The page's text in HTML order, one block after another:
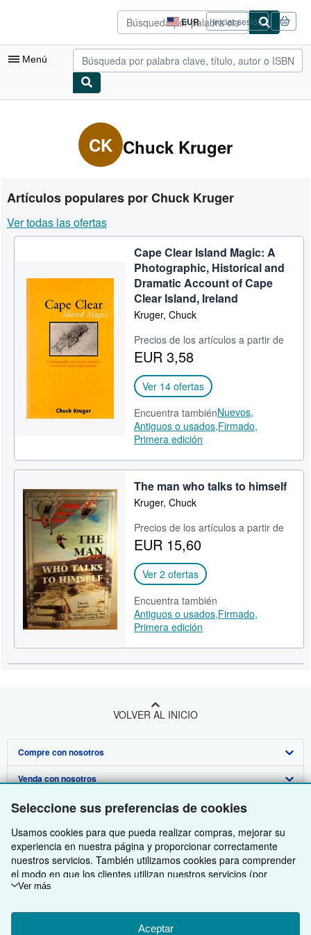
Seleccione sus preferencias de cookies
Usamos cookies para que pueda realizar compras, mejorar su
experiencia en nuestra página y proporcionar correctamente
nuestros servicios. También utilizamos cookies para comprender
el modo en que los clientes utilizan nuestros servicios (por
ejemplo, midiendo las visitas al sitio) y así poder realizar mejoras.
para mostrar contenido relevante en los anuncios y medir el
rendimiento de los mismos. Elija Rechazar si noestá de acuerdo
Ver más
Aceptar
Pasar al contenido principal
EUR
Preferencias
de
compra
del
Iniciar sesión
Menú
Consultar mis pedidos
Búsqueda avanzada
Libros antiguos
Arte y coleccionismo
Comenzar a vender
CK Chuck Kruger
Artículos populares por Chuck Kruger
Ver todas las ofertas
Cape Clear Island Magic: A
Photographic, Historical and
Dramatic Account of Cape
Clear Island, Ireland
Kruger, Chuck
Precios de los artículos a partir de
EUR 3,58
Ver 14 ofertas
Encuentra tambiénNuevos,
Antiguos o usados,Firmado,
Primera edición
The man who talks to himself
Kruger, Chuck
Precios de los artículos a partir de
EUR 15,60
Ver 2 ofertas
Encuentra también
Antiguos o usados,Firmado,
Primera edición
VOLVER AL INICIO
Compre con nosotros
Búsqueda avanzada
Colecciones
Mi cuenta
Mis pedidos
Ver carrito
Venda con nosotros
Comenzar a vender
Únase a nuestro programa de afiliados
Recomiende un vendedor
Sobre nosotros
Sobre IberLibro
Medios
Empleo
Política de Privacidad
Obtener Ayuda
Preguntas frecuentes y guías
Atención al Cliente
Otras compañías de AbeBooks
AbeBooks.com
AbeBooks.co.uk
Siga a IberLibro